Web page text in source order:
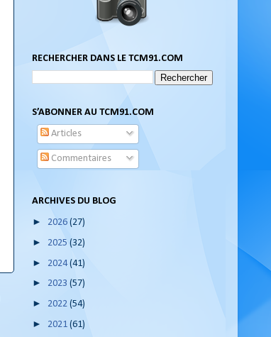
RECHERCHER DANS LE TCM91.COM
S’ABONNER AU TCM91.COM
Articles
Commentaires
ARCHIVES DU BLOG
► 2026 (27)
► 2025 (32)
► 2024(41)
► 2023 (57)
► 2022 (54)
► 2021 (61)